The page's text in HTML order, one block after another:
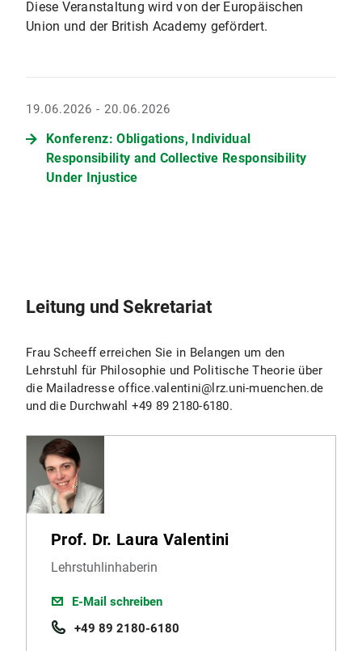
Diese Veranstaltung wird von der Europäischen
Union und der British Academy gefördert.
19.06.2026 - 20.06.2026
Konferenz: Obligations, Individual
Responsibility and Collective Responsibility
Under Injustice
Leitung und Sekretariat
Frau Scheeff erreichen Sie in Belangen um den
Lehrstuhl für Philosophie und Politische Theorie über
die Mailadresse office.valentini@lrz.uni-muenchen.de
und die Durchwahl +49 89 2180-6180.
Prof. Dr. Laura Valentini
Lehrstuhlinhaberin
E-Mail schreiben
+49 89 2180-6180